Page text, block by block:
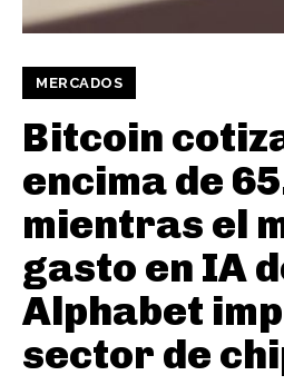
MERCADOS
Bitcoin
encima de
mientras el
gasto en IA
Alphabet
sector de